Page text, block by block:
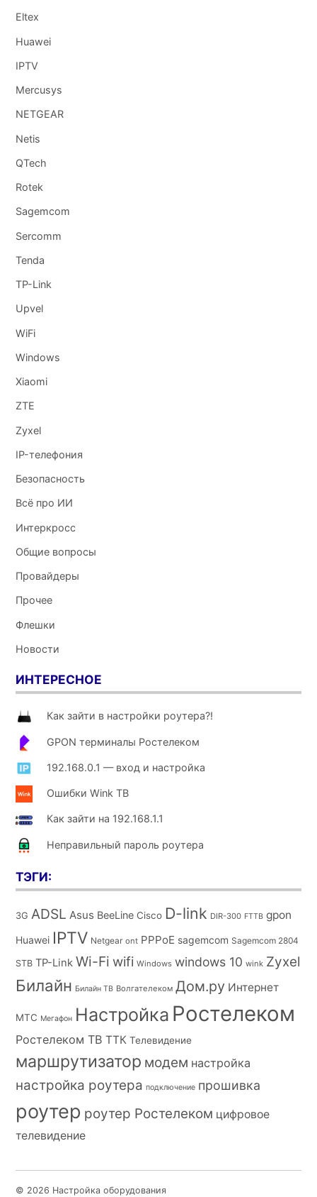
Eltex
Huawei
IPTV
Mercusys
NETGEAR
Netis
QTech
Rotek
Sagemcom
Sercomm
Tenda
TP-Link
Upvel
WiFi
Windows
Xiaomi
ZTE
Zyxel
IP-телефония
Безопасность
Всё про ИИ
Интеркросс
Общие вопросы
Провайдеры
Прочее
Флешки
Новости
ИНТЕРЕСНОЕ
Как зайти в настройки роутера?!
GPON терминалы Ростелеком
192.168.0.1 — вход и настройка
Ошибки Wink ТВ
Как зайти на 192.168.1.1
Неправильный пароль роутера
ТЭГИ:
3G ADSL Asus BeeLine Cisco D-link DIR-300 FTTB gpon
Huawei IPTV Netgear ont PPPoE sagemcom Sagemcom 2804
STB TP-Link Wi-Fi wifi Windows windows 10 wink Zyxel
Билайн Билайн ТВ Волгателеком Дом.ру Интернет
МТС Мегафон Настройка Ростелеком
Ростелеком ТВ ТТК Телевидение
маршрутизатор модем настройка
настройка роутера подключение прошивка
роутер роутер Ростелеком цифровое
телевидение
© 2026 Настройка оборудования